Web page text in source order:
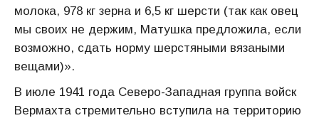
молока, 978 кг зерна и 6,5 кг шерсти (так как овец
мы своих не держим, Матушка предложила, если
возможно, сдать норму шерстяными вязаными
вещами)».
В июле 1941 года Северо-Западная группа войск
Вермахта стремительно вступила на территорию